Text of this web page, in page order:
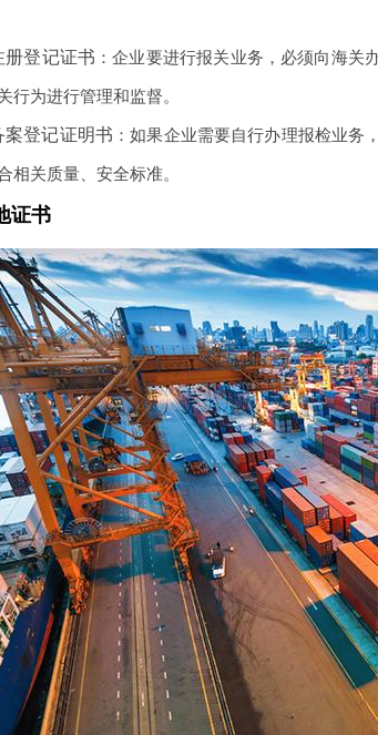
册登记证书 ：企业要进行报关业务，必须向海关
行为进行管理和监督。
登记证明书 ：如果企业需要自行办理报检业
相关质量、安全标准。
证书